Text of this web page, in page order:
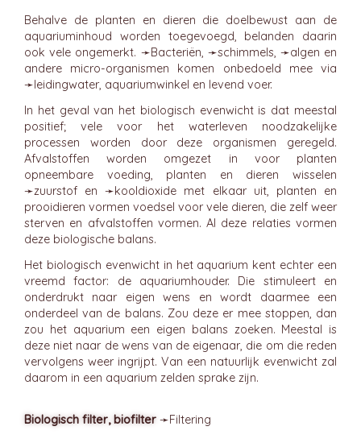
Behalve de planten en dieren die doelbewust aan de
aquariuminhoud worden toegevoegd, belanden daarin
ook vele ongemerkt. ➛Bacteriën, ➛schimmels, ➛algen en
andere micro-organismen komen onbedoeld mee via
➛leidingwater, aquariumwinkel en levend voer.
In het geval van het biologisch evenwicht is dat meestal
positief; vele voor het waterleven noodzakelijke
processen worden door deze organismen geregeld.
Afvalstoffen worden omgezet in voor planten
opneembare voeding, planten en dieren wisselen
➛zuurstof en ➛kooldioxide met elkaar uit, planten en
prooidieren vormen voedsel voor vele dieren, die zelf weer
sterven en afvalstoffen vormen. Al deze relaties vormen
deze biologische balans.
Het biologisch evenwicht in het aquarium kent echter een
vreemd factor: de aquariumhouder. Die stimuleert en
onderdrukt naar eigen wens en wordt daarmee een
onderdeel van de balans. Zou deze er mee stoppen, dan
zou het aquarium een eigen balans zoeken. Meestal is
deze niet naar de wens van de eigenaar, die om die reden
vervolgens weer ingrijpt. Van een natuurlijk evenwicht zal
daarom in een aquarium zelden sprake zijn.
Biologisch filter, biofilter ➛Filtering